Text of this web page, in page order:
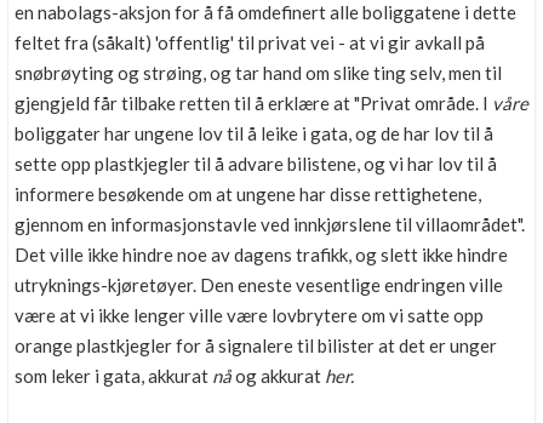
en nabolags-aksjon for å få omdefinert alle boliggatene i dette
feltet fra (såkalt) 'offentlig' til privat vei - at vi gir avkall på
snøbrøyting og strøing, og tar hand om slike ting selv, men til
gjengjeld får tilbake retten til å erklære at "Privat område. I våre
boliggater har ungene lov til å leike i gata, og de har lov til å
sette opp plastkjegler til å advare bilistene, og vi har lov til å
informere besøkende om at ungene har disse rettighetene,
gjennom en informasjonstavle ved innkjørslene til villaområdet".
Det ville ikke hindre noe av dagens trafikk, og slett ikke hindre
utryknings-kjøretøyer. Den eneste vesentlige endringen ville
være at vi ikke lenger ville være lovbrytere om vi satte opp
orange plastkjegler for å signalere til bilister at det er unger
som leker i gata, akkurat nåog akkurat her.